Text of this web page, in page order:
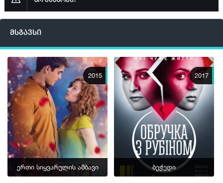
▶ სერია 11
▶ სერია 12
პლეერი 2
▶ სერია 13
პლეერი 2
▶ სერია 14
პლეერი 2
▶ სერია 15
პლეერი 2
▶ სერია 16
მსგავსი
2015
ერთი სიყვარულის ამბავი
2017
ბეჭედი